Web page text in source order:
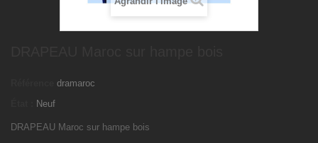
dramaroc
Neuf
DRAPEAU Maroc sur hampe bois